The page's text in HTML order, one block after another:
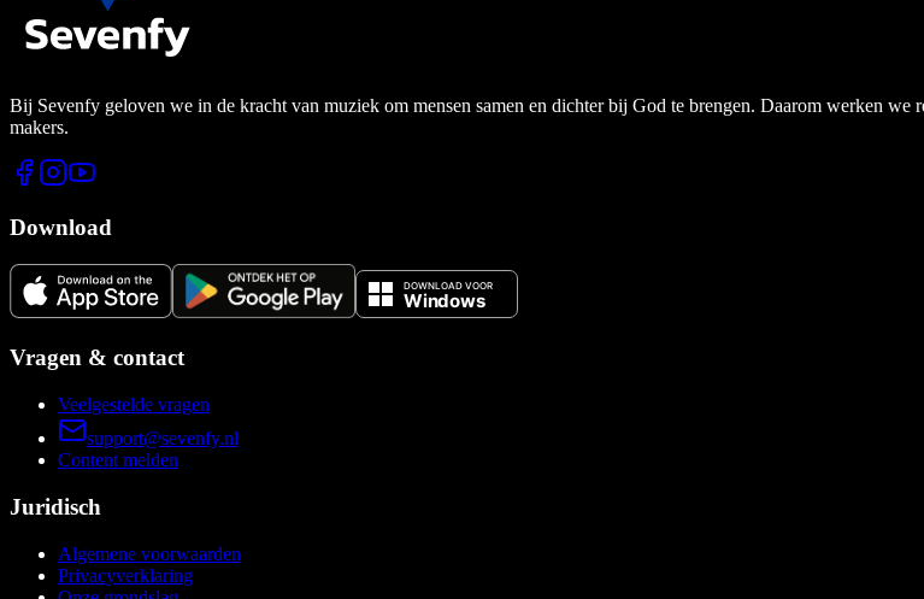
Bij Sevenfy geloven we in de kracht van muziek om mensen samen en dichter bij God te brengen. Daarom werken we
makers.
Download
Vragen & contact
Veelgestelde vragen
support@sevenfy.nl
Content melden
Juridisch
Algemene voorwaarden
Privacyverklaring